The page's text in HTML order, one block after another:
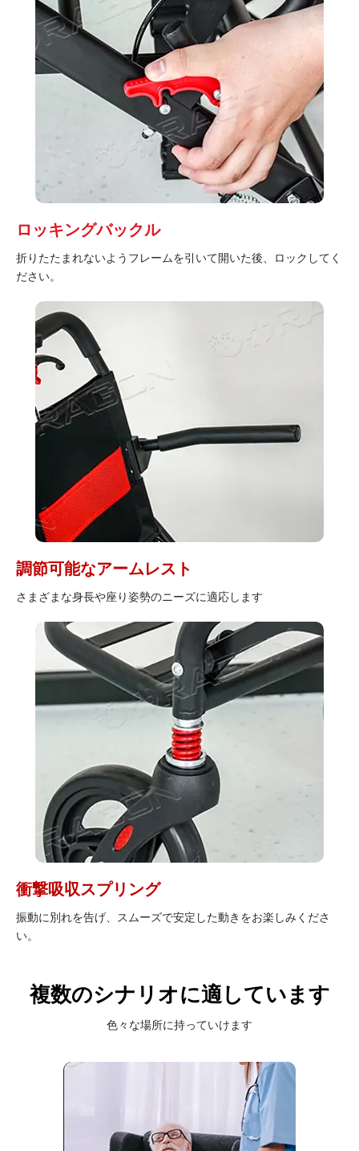
ロッキングバックル
折りたたまれないようフレームを引いて開いた後、ロックしてく
ださい。
調節可能なアームレスト
さまざまな身長や座り姿勢のニーズに適応します
衝撃吸収スプリング
振動に別れを告げ、スムーズで安定した動きをお楽しみくださ
い。
複数のシナリオに適しています
色々な場所に持っていけます